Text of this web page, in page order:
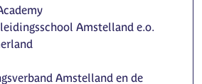
Amstelland e.o.
Amstelland en de